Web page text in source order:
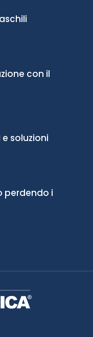
con il
soluzioni
perdendo i